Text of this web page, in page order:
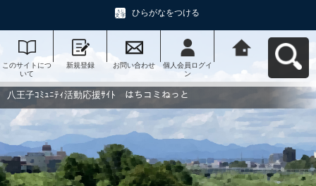
ひらがなをつける
このサイトにつ
いて
新規登録 お問い合わせ
個人会員ログイ
ン
動応援ｻｲﾄ はち
コミねっとへ戻
八王子ｺﾐｭﾆﾃｨ活動応援ｻｲﾄ はちコミねっと